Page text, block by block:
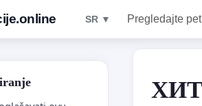
SR ▼ Pregledajte